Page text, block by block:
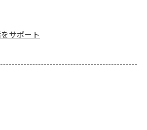
サポート